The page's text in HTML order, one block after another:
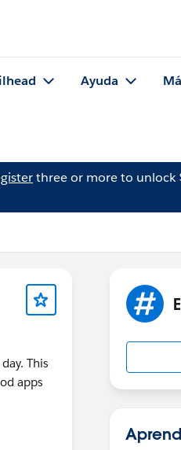
Ayuda
three or more to unlock
This
apps